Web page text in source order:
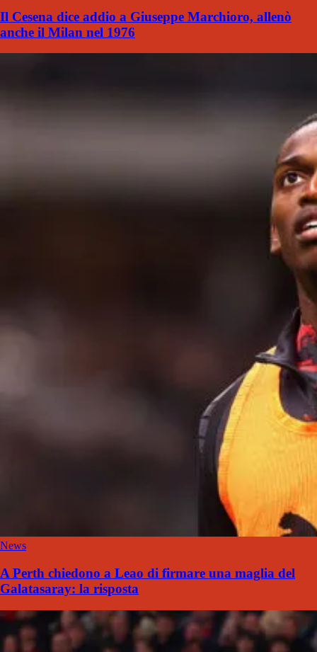
Il Cesena dice addio a Giuseppe Marchioro, allenò
anche il Milan nel 1976
News
A Perth chiedono a Leao di firmare una maglia del
Galatasaray: la risposta